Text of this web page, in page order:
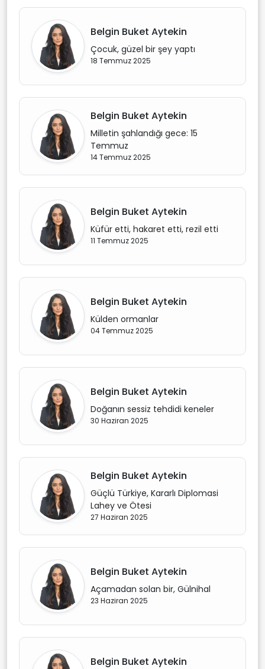
Belgin Buket Aytekin
Çocuk, güzel bir şey yaptı
18 Temmuz 2025
Belgin Buket Aytekin
Milletin şahlandığı gece: 15
Temmuz
14 Temmuz 2025
Belgin Buket Aytekin
Küfür etti, hakaret etti, rezil etti
11 Temmuz 2025
Belgin Buket Aytekin
Külden ormanlar
04 Temmuz 2025
Belgin Buket Aytekin
Doğanın sessiz tehdidi keneler
30 Haziran 2025
Belgin Buket Aytekin
Güçlü Türkiye, Kararlı Diplomasi
Lahey ve Ötesi
27 Haziran 2025
Belgin Buket Aytekin
Açamadan solan bir, Gülnihal
23 Haziran 2025
Belgin Buket Aytekin